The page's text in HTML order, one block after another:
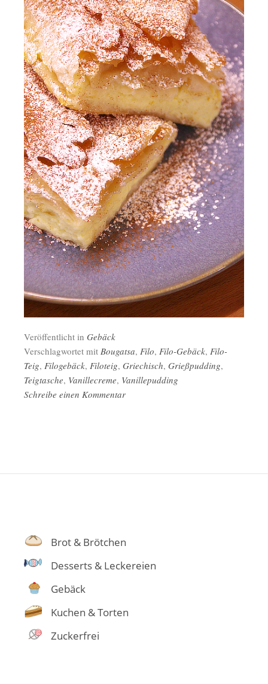
Veröffentlicht in Gebäck
Verschlagwortet mit Bougatsa, Filo, Filo-Gebäck, Filo-
Teig, Filogebäck, Filoteig, Griechisch, Grießpudding,
Teigtasche, Vanillecreme, Vanillepudding
Schreibe einen Kommentar
Brot & Brötchen
Desserts & Leckereien
Gebäck
Kuchen & Torten
Zuckerfrei